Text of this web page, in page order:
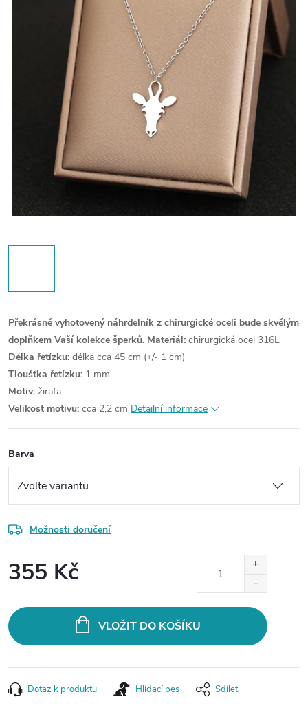
Překrásně vyhotovený náhrdelník z chirurgické oceli bude skvělým
doplňkem Vaší kolekce šperků. Materiál: chirurgická ocel 316L
Délka řetízku: délka cca 45 cm (+/- 1 cm)
Tloušťka řetízku: 1 mm
Motiv: žirafa
Velikost motivu: cca 2,2 cm Detailní informace
Barva
Možnosti doručení
355 Kč
VLOŽIT DO KOŠÍKU
Dotaz k produktu Hlídací pes Sdílet